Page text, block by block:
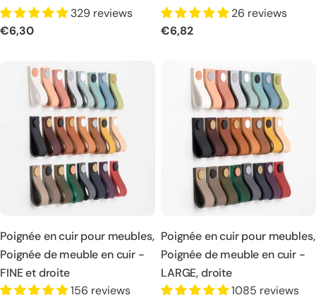
329 reviews
Prix
€6,30
26 reviews
Prix
€6,82
Poignée en cuir pour meubles,
Poignée de meuble en cuir -
FINE et droite
156 reviews
Poignée en cuir pour meubles,
Poignée de meuble en cuir -
LARGE, droite
1085 reviews